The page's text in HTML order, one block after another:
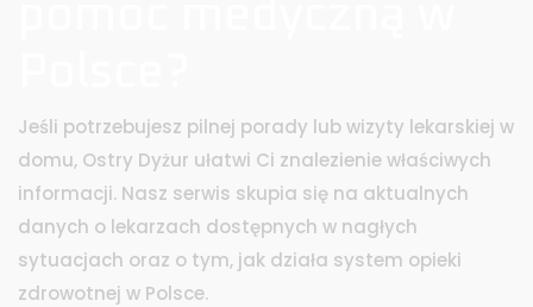
Jeśli potrzebujesz pilnej porady lub wizyty lekarskiej w
domu, Ostry Dyżur ułatwi Ci znalezienie właściwych
informacji. Nasz serwis skupia się na aktualnych
danych o lekarzach dostępnych w nagłych
sytuacjach oraz o tym, jak działa system opieki
zdrowotnej w Polsce.